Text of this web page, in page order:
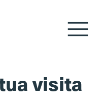
visita